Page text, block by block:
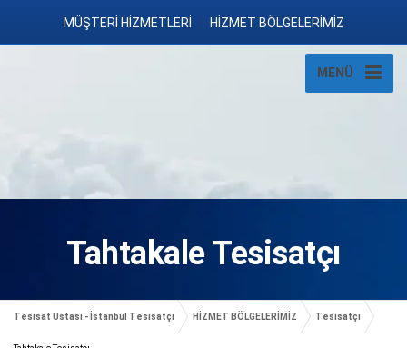
MÜŞTERİ HİZMETLERİ HİZMET BÖLGELERİMİZ
MENÜ
Tahtakale Tesisatçı
Tesisat Ustası - İstanbul Tesisatçı HİZMET BÖLGELERİMİZ Tesisatçı